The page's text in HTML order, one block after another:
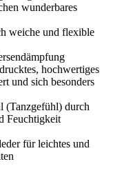
wunderbares
weiche und flexible
hochwertiges
und sich besonders
(Tanzgefühl) durch
Feuchtigkeit
für leichtes und